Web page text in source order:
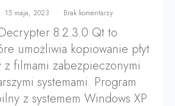
15 maja, 2023 Brak komentarzy
8.2.3.0 Qt to
umożliwia kopiowanie płyt
z filmami zabezpieczonymi
systemami. Program
z systemem Windows XP